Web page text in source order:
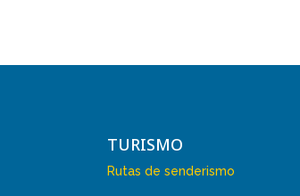
TURISMO
Rutas de senderismo